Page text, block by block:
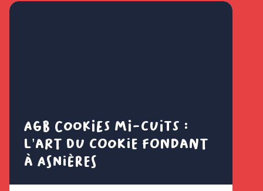
AGB Cookies mi-cuits :
l’art du cookie fondant
à Asnières